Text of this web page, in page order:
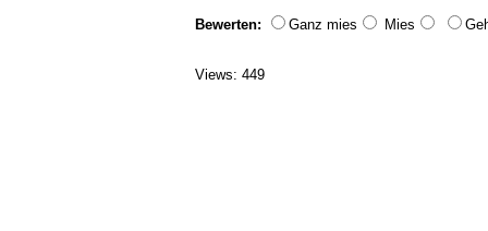
Bewerten: Ganz mies Mies
Views: 449